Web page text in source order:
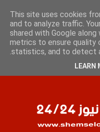
This site uses cookies
and to analyze traffic.
shared with Google
metrics to ensure quality
statistics, and to detect
LEARN